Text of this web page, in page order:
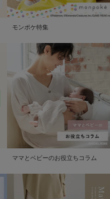
モンポケ特集
ママとベビーのお役立ちコラム